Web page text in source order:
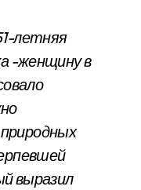
летняя
-женщину в
выразил